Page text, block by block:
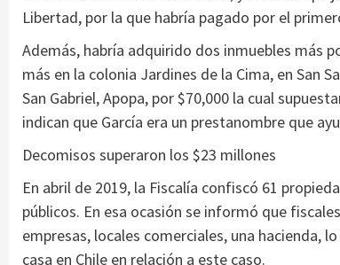
Libertad, por la que habría pagado por el
Además, habría adquirido dos inmuebles más
más en la colonia Jardines de la Cima, en San
San Gabriel, Apopa, por $70,000 la cual
indican que García era un prestanombre que
Decomisos superaron los $23 millones
En abril de 2019, la Fiscalía confiscó 61
públicos. En esa ocasión se informó que
empresas, locales comerciales, una hacienda,
casa en Chile en relación a este caso.